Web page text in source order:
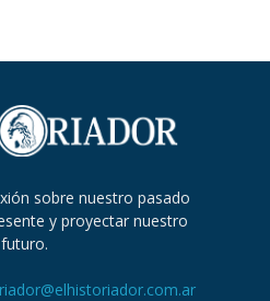
sobre nuestro pasado
y proyectar nuestro
futuro.